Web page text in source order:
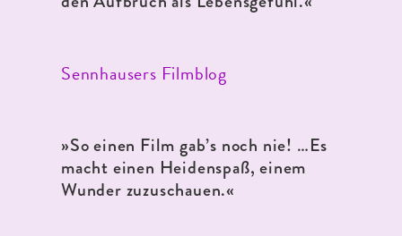
Sennhausers Filmblog
»So einen Film gab’s noch nie! …Es
macht einen Heidenspaß, einem
Wunder zuzuschauen.«